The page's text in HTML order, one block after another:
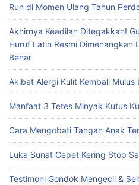
Run di Momen Ulang Tahun
Akhirnya Keadilan Ditegakkan!
Huruf Latin Resmi Dimenangkan
Benar
Akibat Alergi Kulit Kembali Mulus
Manfaat 3 Tetes Minyak Kutus
Cara Mengobati Tangan Anak
Luka Sunat Cepet Kering Stop
Testimoni Gondok Mengecil &